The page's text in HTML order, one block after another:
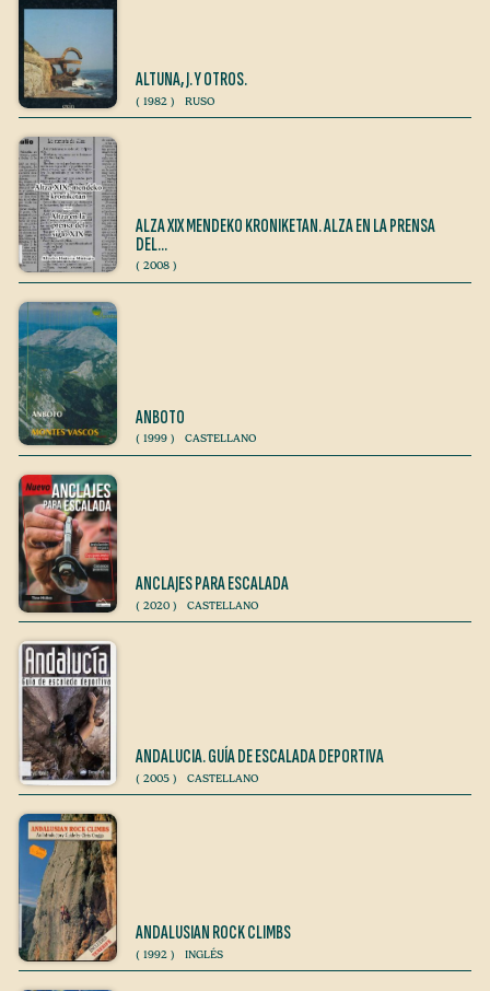
ALTUNA, J. Y OTROS.
( 1982 ) RUSO
ALZA XIX MENDEKO KRONIKETAN. ALZA EN LA PRENSA
DEL…
( 2008 )
ANBOTO
( 1999 ) CASTELLANO
ANCLAJES PARA ESCALADA
( 2020 ) CASTELLANO
ANDALUCIA. GUÍA DE ESCALADA DEPORTIVA
( 2005 ) CASTELLANO
ANDALUSIAN ROCK CLIMBS
( 1992 ) INGLÉS